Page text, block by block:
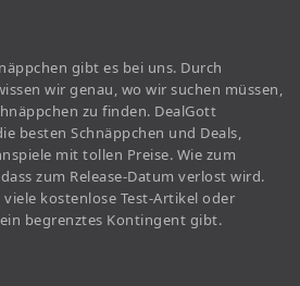
gibt es bei uns. Durch
wir genau, wo wir suchen müssen,
zu finden. DealGott
besten Schnäppchen und Deals,
mit tollen Preise. Wie zum
zum Release-Datum verlost wird.
kostenlose Test-Artikel oder
begrenztes Kontingent gibt.